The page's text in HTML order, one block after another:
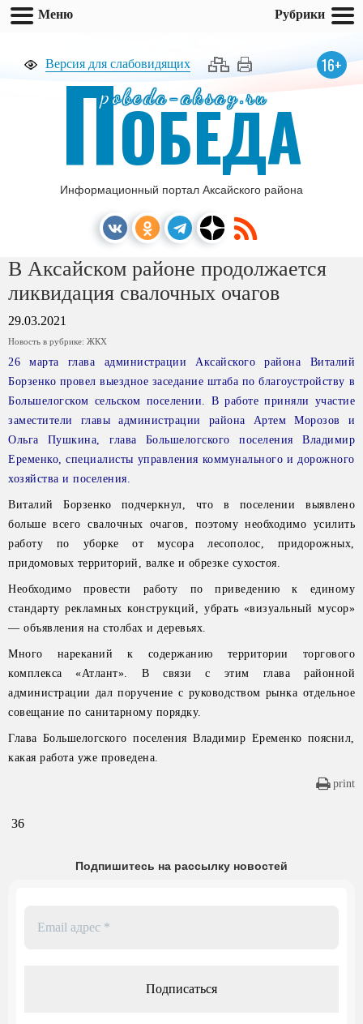
Версия для слабовидящих 16+
pobeda-aksay.ru
ПОБЕДА
Информационный портал Аксайского района
В Аксайском районе продолжается
ликвидация свалочных очагов
29.03.2021
Новость в рубрике: ЖКХ
26 марта глава администрации Аксайского района Виталий
Борзенко провел выездное заседание штаба по благоустройству в
Большелогском сельском поселении. В работе приняли участие
заместители главы администрации района Артем Морозов и
Ольга Пушкина, глава Большелогского поселения Владимир
Еременко, специалисты управления коммунального и дорожного
хозяйства и поселения.
Виталий Борзенко подчеркнул, что в поселении выявлено
больше всего свалочных очагов, поэтому необходимо усилить
работу по уборке от мусора лесополос, придорожных,
придомовых территорий, валке и обрезке сухостоя.
Необходимо провести работу по приведению к единому
стандарту рекламных конструкций, убрать «визуальный мусор»
— объявления на столбах и деревьях.
Много нареканий к содержанию территории торгового
комплекса «Атлант». В связи с этим глава районной
администрации дал поручение с руководством рынка отдельное
совещание по санитарному порядку.
Глава Большелогского поселения Владимир Еременко пояснил,
какая работа уже проведена.
print
36
Подпишитесь на рассылку новостей
Меню Рубрики